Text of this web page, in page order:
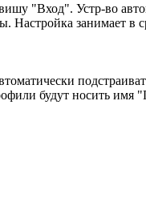
"Вход". Устр-во
Настройка занимает
будут носить имя